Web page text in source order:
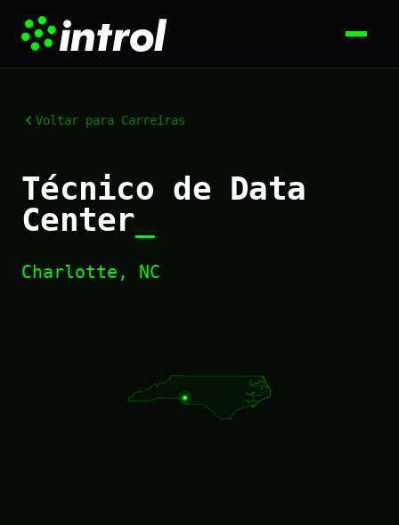
Voltar para Carreiras
Técnico de Data
Center
Charlotte, NC